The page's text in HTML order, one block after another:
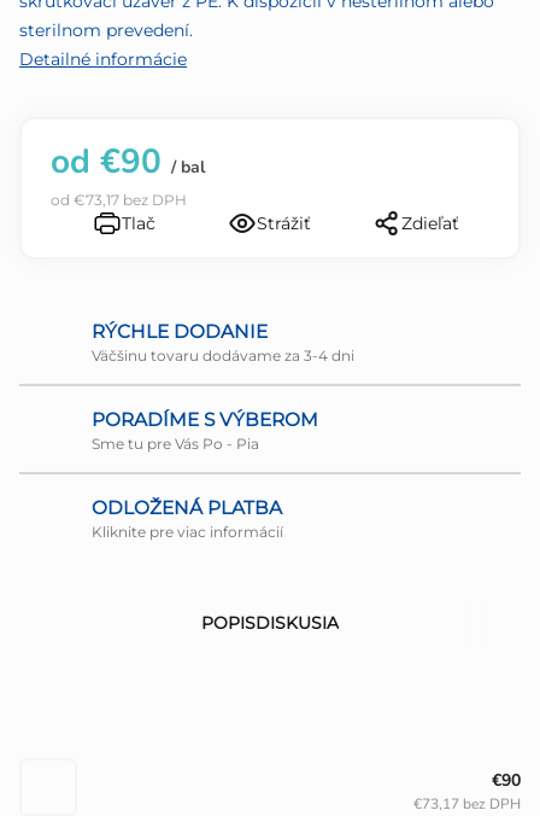
sterilnom prevedení.
Detailné informácie
od €90 / bal
od €73,17 bez DPH
Tlač Strážiť Zdieľať
RÝCHLE DODANIE
Väčšinu tovaru dodávame za 3-4 dni
PORADÍME S VÝBEROM
Sme tu pre Vás Po - Pia
ODLOŽENÁ PLATBA
Kliknite pre viac informácií
POPISDISKUSIA
€90
€73,17 bez DPH